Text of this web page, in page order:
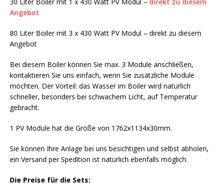
Angebot
80 Liter Boiler mit 3 x 430 Watt PV Modul – direkt zu diesem
Angebot
Bei diesem Boiler können Sie max. 3 Module anschließen,
kontaktieren Sie uns einfach, wenn Sie zusätzliche Module
möchten. Der Vorteil: das Wasser im Boiler wird natürlich
schneller, besonders bei schwachem Licht, auf Temperatur
gebracht.
1 PV Module hat die Größe von 1762x1134x30mm.
Sie können Ihre Anlage bei uns besichtigen und selbst abholen,
ein Versand per Spedition ist natürlich ebenfalls möglich.
Die Preise für die Sets: